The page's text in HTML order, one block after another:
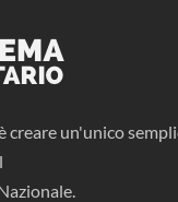
creare un'unico